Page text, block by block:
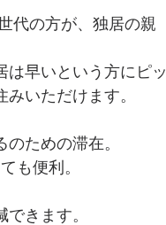
代の方が、独居の親
は早いという方にピッ
いただけます。
ための滞在。
も便利。
きます。